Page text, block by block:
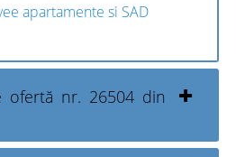
apartamente si SAD
ofertă nr. 26504 din